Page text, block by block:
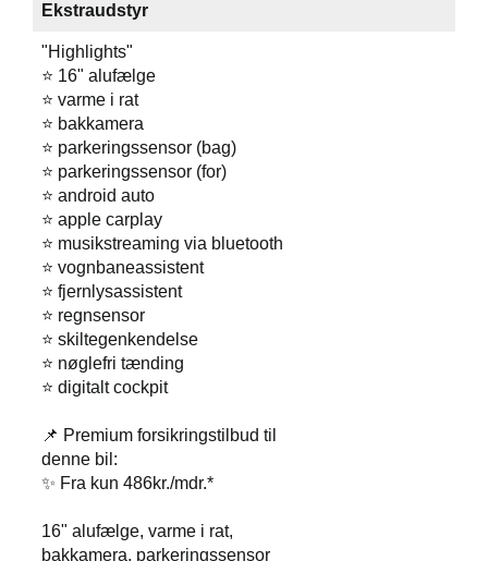
Ekstraudstyr
"Highlights"
⭐️ 16" alufælge
⭐️ varme i rat
⭐️ bakkamera
⭐️ parkeringssensor (bag)
⭐️ parkeringssensor (for)
⭐️ android auto
⭐️ apple carplay
⭐️ musikstreaming via bluetooth
⭐️ vognbaneassistent
⭐️ fjernlysassistent
⭐️ regnsensor
⭐️ skiltegenkendelse
⭐️ nøglefri tænding
⭐️ digitalt cockpit
📌 Premium forsikringstilbud til
denne bil:
✨ Fra kun 486kr./mdr.*
16" alufælge, varme i rat,
bakkamera, parkeringssensor